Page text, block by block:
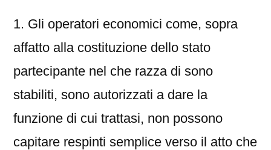
1. Gli operatori economici come, sopra
affatto alla costituzione dello stato
partecipante nel che razza di sono
stabiliti, sono autorizzati a dare la
funzione di cui trattasi, non possono
capitare respinti semplice verso il atto che